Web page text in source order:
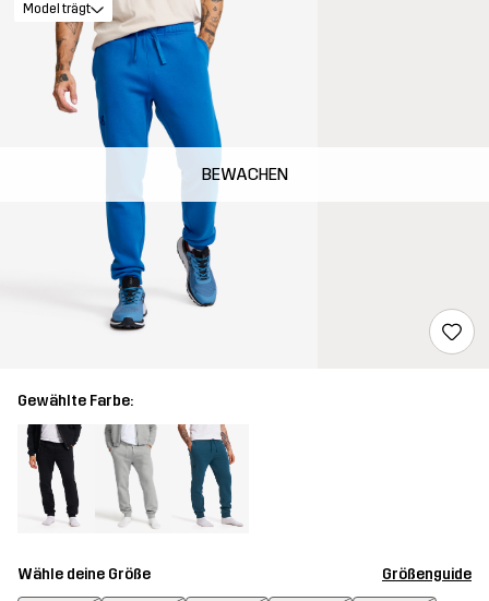
BEWACHEN
Model trägt
Gewählte Farbe:
Wähle deine Größe Größenguide